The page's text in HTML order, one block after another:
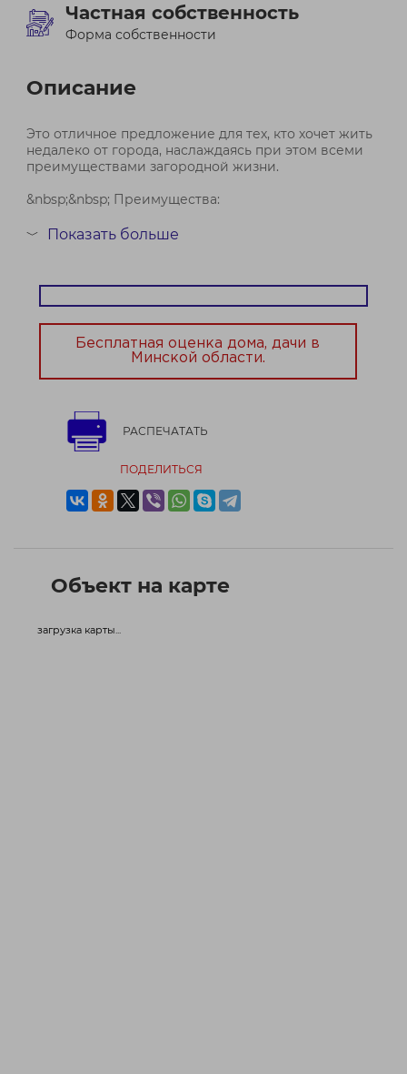
Частная собственность
Форма собственности
Описание
Это отличное предложение для тех, кто хочет жить
недалеко от города, наслаждаясь при этом всеми
преимуществами загородной жизни.
&nbsp;&nbsp; Преимущества:
– Местоположение!
обеспечивает удобную доступность ко всем благам
﹀ Показать больше
Бесплатная оценка дома, дачи в
Минской области.
РАСПЕЧАТАТЬ
ПОДЕЛИТЬСЯ
Объект на карте
загрузка карты...